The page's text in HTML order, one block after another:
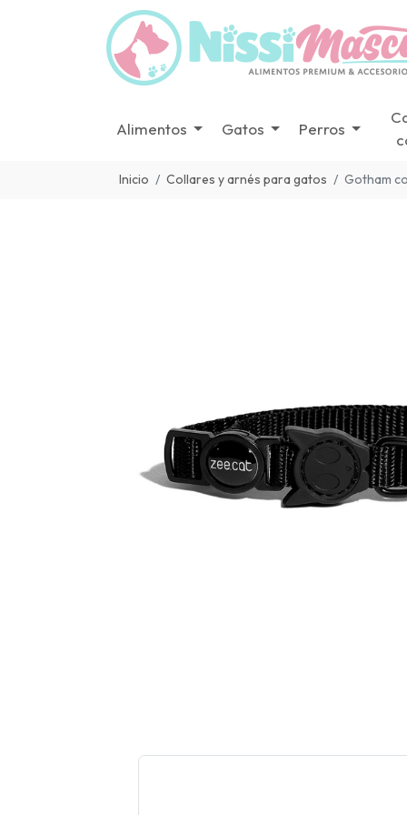
Alimentos Gatos Perros
Inicio Collares y arnés para gatos Gotham